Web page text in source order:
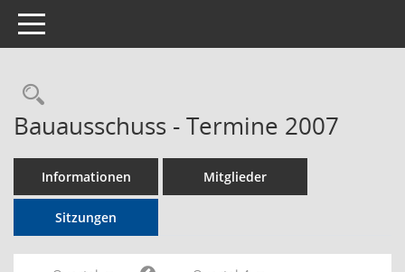
Toggle navigation
Rechercheauswahl
Bauausschuss - Termine 2007
Informationen Mitglieder
Sitzungen